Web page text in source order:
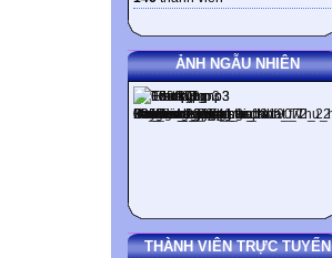
ẢNH NGẪU NHIÊN
THÀNH VIÊN TRỰC TUYẾN